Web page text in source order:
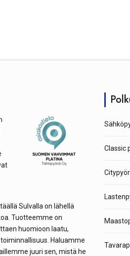
Sulvalla on lähellä
Tuotteemme on
huomioon laatu,
Haluamme
juuri sen, mistä he
Classic